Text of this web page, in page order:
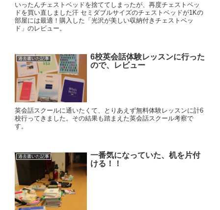
いったんチェストベッドを捨ててしまったが、再度チェストベッ
ドを買い直しました汗 セミダブルサイズのチェストベッドが1Kの
部屋には最適！購入した「光沢が美しい収納付きチェストベッ
ド」のレビュー。
過去書いた記事
6校英会話体験レッスンに行った
ので、レビュー
英会話スクールに通いたくて、とりあえず無料体験レッスンに計6
校行ってきました。その結果も踏まえた英会話スクール考察で
す。
過去書いた記事
一番気になっていた、机を片付
ける！！